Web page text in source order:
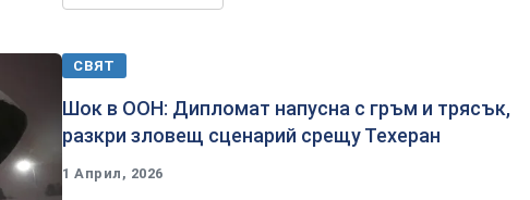
СВЯТ
Шок в ООН: Дипломат напусна с гръм и трясък,
разкри зловещ сценарий срещу Техеран
1 Април, 2026